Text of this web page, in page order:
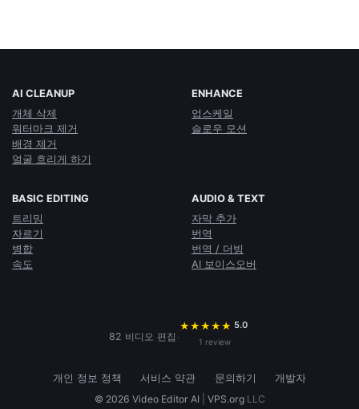
AI CLEANUP
개체 삭제
워터마크 제거
배경 제거
얼굴 흐리게 하기
ENHANCE
업스케일
슬로우 모션
BASIC EDITING
트리밍
자르기
병합
속도
AUDIO & TEXT
자막 추가
번역
번역 / 더빙
AI 보이스오버
82 비디오 편집 ·
★ ★ ★ ★ ★ 5.0
1 review
개인 정보 정책 서비스 약관 문의하기
개발자
© 2026 Video Editor AI
VPS.orgLLC